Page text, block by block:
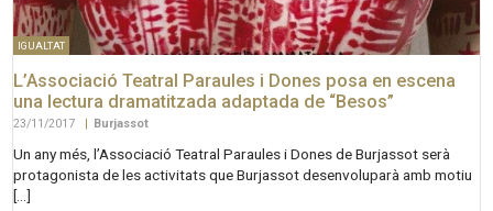
IGUALTAT
L’Associació Teatral Paraules i Dones posa en escena
una lectura dramatitzada adaptada de “Besos”
23/11/2017 Burjassot
Un any més, l’Associació Teatral Paraules i Dones de Burjassot serà
protagonista de les activitats que Burjassot desenvoluparà amb motiu
[…]